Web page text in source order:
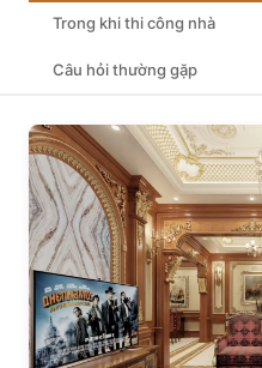
Trong khi thi công nhà
Câu hỏi thường gặp